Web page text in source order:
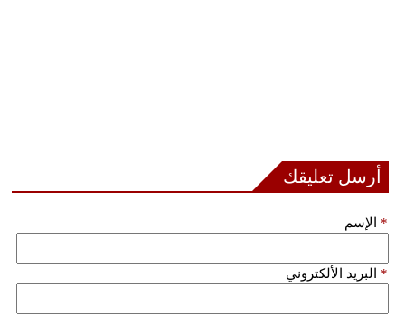
أرسل تعليقك
الإسم *
البريد الألكتروني *